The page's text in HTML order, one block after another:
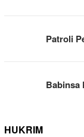
Patroli
Babinsa
HUKRIM